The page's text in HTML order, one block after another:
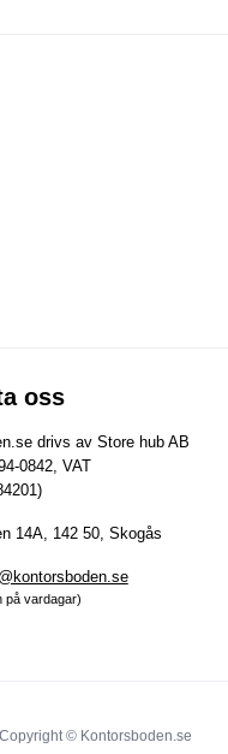
oss
drivs av Store hub AB
0842, VAT
14A, 142 50, Skogås
på vardagar)
Copyright © Kontorsboden.se